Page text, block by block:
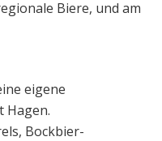
Biere, und am
eigene
Hagen.
Bockbier-